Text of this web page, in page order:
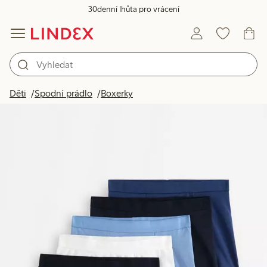
30denní lhůta pro vrácení
Děti Spodní prádlo Boxerky